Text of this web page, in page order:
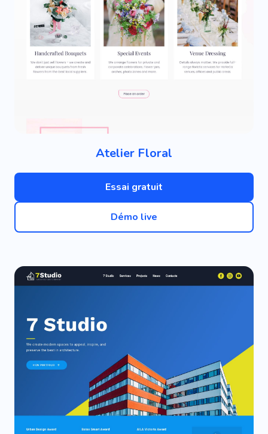
Atelier Floral
Essai gratuit
Démo live